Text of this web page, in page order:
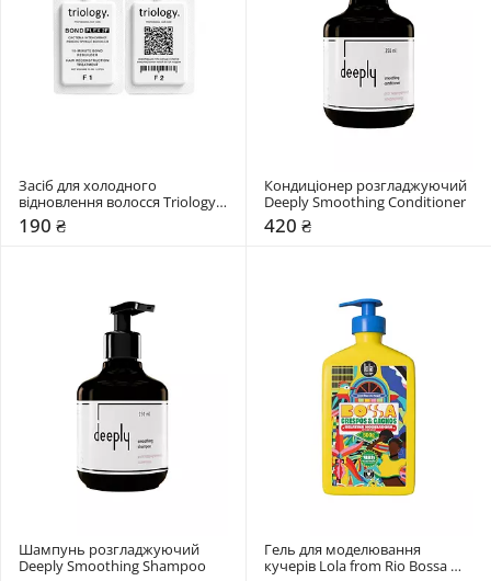
Засіб для холодного
відновлення волосся Triology.
BONDPLEX 2F
190 ₴
Кондиціонер розгладжуючий
Deeply Smoothing Conditioner
420 ₴
Шампунь розгладжуючий
Deeply Smoothing Shampoo
Гель для моделювання
кучерів Lola from Rio Bossa